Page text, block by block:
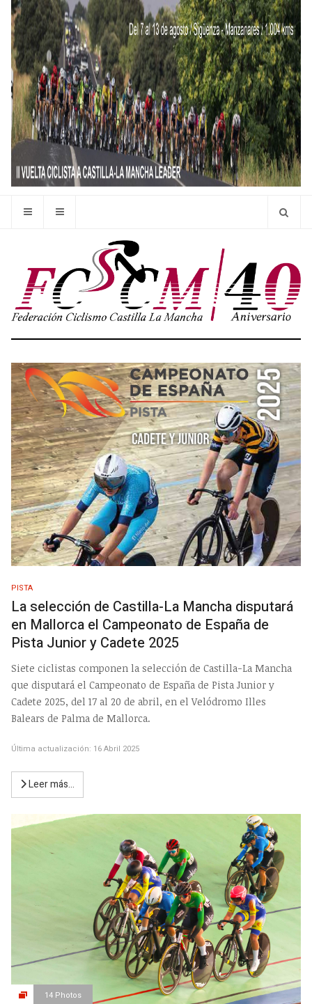
PISTA
La selección de Castilla-La Mancha disputará
en Mallorca el Campeonato de España de
Pista Junior y Cadete 2025
Siete ciclistas componen la selección de Castilla-La Mancha
que disputará el Campeonato de España de Pista Junior y
Cadete 2025, del 17 al 20 de abril, en el Velódromo Illes
Balears de Palma de Mallorca.
Última actualización: 16 Abril 2025
Leer más…
14 Photos